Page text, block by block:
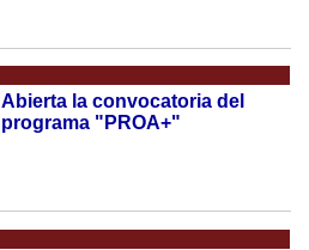
Abierta la convocatoria del
programa "PROA+"